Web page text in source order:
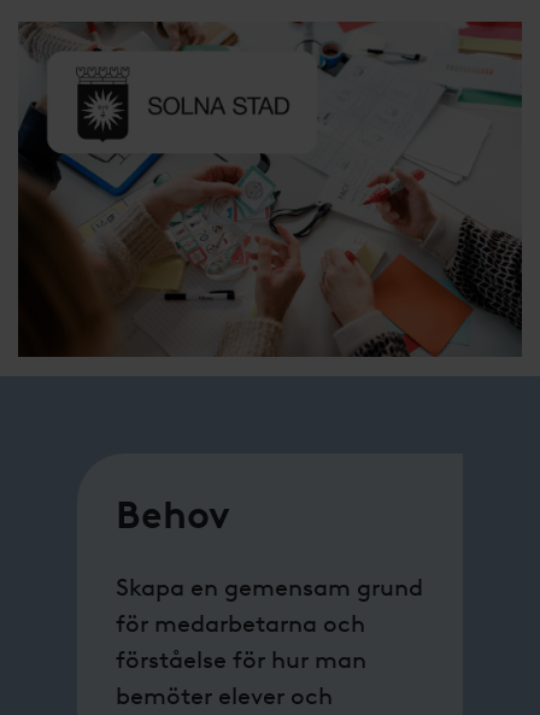
Behov
Skapa en gemensam grund
för medarbetarna och
förståelse för hur man
bemöter elever och